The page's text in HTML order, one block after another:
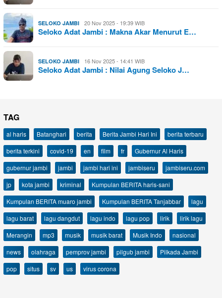
SELOKO JAMBI 20 Nov 2025 - 19:39 WIB
Seloko Adat Jambi : Makna Akar Menurut E…
SELOKO JAMBI 16 Nov 2025 - 14:41 WIB
Seloko Adat Jambi : Nilai Agung Seloko J…
TAG
al haris Batanghari berita Berita Jambi Hari Ini
berita terbaru
berita terkini
covid-19 en film fr
Gubernur Al Haris
gubernur jambi
jambi jambi hari ini jambiseru
jambiseru.com
jp
kota jambi kriminal
Kumpulan BERITA haris-sani
Kumpulan BERITA muaro jambi
Kumpulan BERITA Tanjabbar
lagu
lagu barat
lagu dangdut lagu indo lagu pop lirik
lirik lagu
Merangin
mp3 musik musik barat Musik Indo
nasional
news
olahraga pemprov jambi pilgub jambi
Pilkada Jambi
pop
situs sv us virus corona